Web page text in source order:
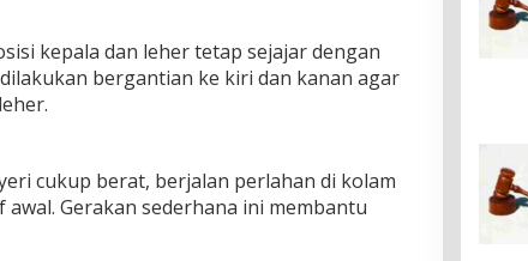
kepala dan leher tetap sejajar dengan
bergantian ke kiri dan kanan agar
cukup berat, berjalan perlahan di kolam
Gerakan sederhana ini membantu